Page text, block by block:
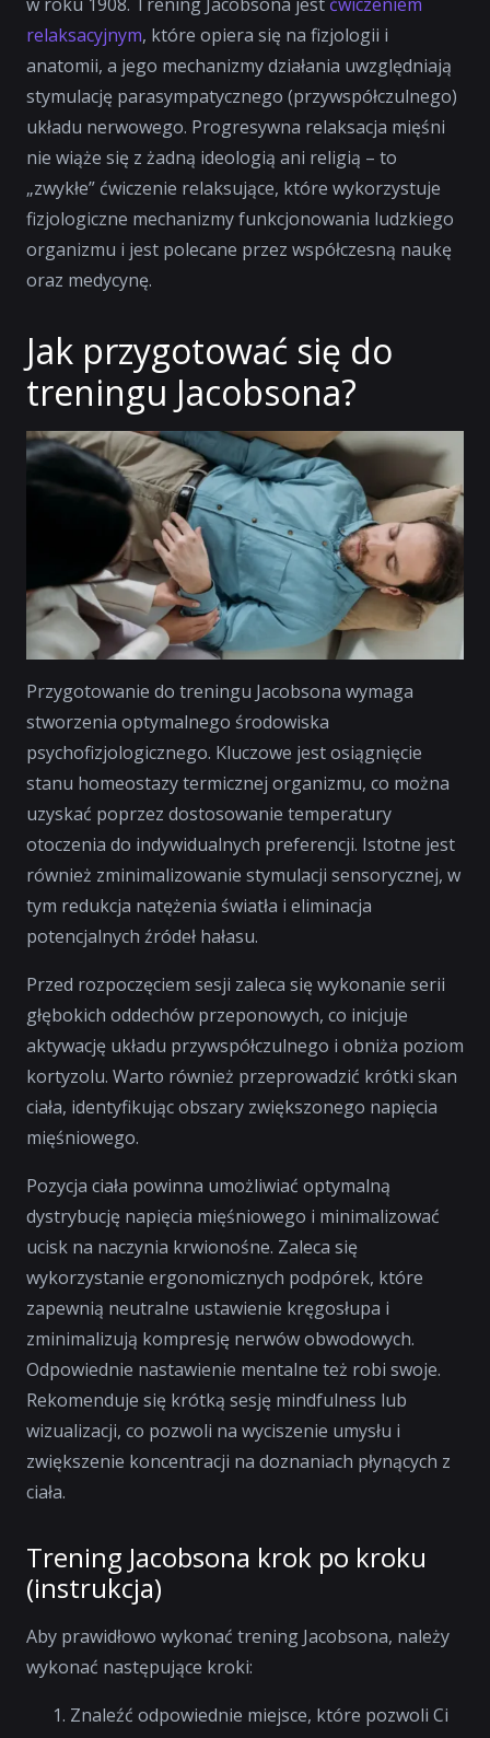
relaksacyjnym, które opiera się na fizjologii i
anatomii, a jego mechanizmy działania uwzględniają
stymulację parasympatycznego (przywspółczulnego)
układu nerwowego. Progresywna relaksacja mięśni
nie wiąże się z żadną ideologią ani religią – to
„zwykłe” ćwiczenie relaksujące, które wykorzystuje
fizjologiczne mechanizmy funkcjonowania ludzkiego
organizmu i jest polecane przez współczesną naukę
oraz medycynę.
Jak przygotować się do
treningu Jacobsona?
Przygotowanie do treningu Jacobsona wymaga
stworzenia optymalnego środowiska
psychofizjologicznego. Kluczowe jest osiągnięcie
stanu homeostazy termicznej organizmu, co można
uzyskać poprzez dostosowanie temperatury
otoczenia do indywidualnych preferencji. Istotne jest
również zminimalizowanie stymulacji sensorycznej, w
tym redukcja natężenia światła i eliminacja
potencjalnych źródeł hałasu.
Przed rozpoczęciem sesji zaleca się wykonanie serii
głębokich oddechów przeponowych, co inicjuje
aktywację układu przywspółczulnego i obniża poziom
kortyzolu. Warto również przeprowadzić krótki skan
ciała, identyfikując obszary zwiększonego napięcia
mięśniowego.
Pozycja ciała powinna umożliwiać optymalną
dystrybucję napięcia mięśniowego i minimalizować
ucisk na naczynia krwionośne. Zaleca się
wykorzystanie ergonomicznych podpórek, które
zapewnią neutralne ustawienie kręgosłupa i
zminimalizują kompresję nerwów obwodowych.
Odpowiednie nastawienie mentalne też robi swoje.
Rekomenduje się krótką sesję mindfulness lub
wizualizacji, co pozwoli na wyciszenie umysłu i
zwiększenie koncentracji na doznaniach płynących z
ciała.
Trening Jacobsona krok po kroku
(instrukcja)
Aby prawidłowo wykonać trening Jacobsona, należy
wykonać następujące kroki:
Znaleźć odpowiednie miejsce, które pozwoli Ci